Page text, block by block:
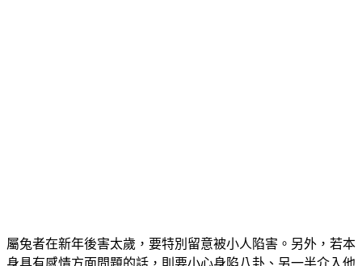
屬兔者在新年後害太歲，要特別留意被小人陷害。另外，若本